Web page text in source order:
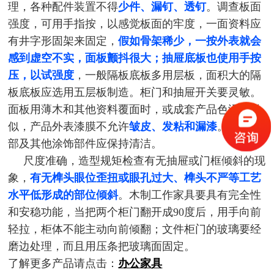
理，各种配件装置不得少件、漏钉、透钉。调查板面
强度，可用手指按，以感觉板面的牢度，一面资料应
有井字形固架来固定，假如骨架稀少，一按外表就会
感到虚空不实，面板颤抖很大；抽屉底板也使用手按
压，以试强度 ，一般隔板底板多用层板，面积大的隔
板底板应选用五层板制造。柜门和抽屉开关要灵敏。
面板用薄木和其他资料覆面时，或成套产品色泽应类
似，产品外表漆膜不允许皱皮、发粘和漏漆。产品内
部及其他涂饰部件应保持清洁。
尺度准确，造型规矩检查有无抽屉或门框倾斜的现
象，有无榫头眼位歪扭或眼孔过大、榫头不严等工艺
水平低形成的部位倾斜。木制工作家具要具有完全性
和安稳功能，当把两个柜门翻开成90度后，用手向前
轻拉，柜体不能主动向前倾翻；文件柜门的玻璃要经
磨边处理，而且用压条把玻璃面固定。
了解更多产品请点击： 办公家具